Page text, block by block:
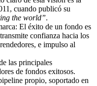
cuando publicó su
the world”.
El éxito de un fondo es
confianza hacia los
e impulso al
las principales
de fondos exitosos.
propio, soportado en